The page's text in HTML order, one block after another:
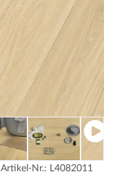
Artikel-Nr.: L4082011